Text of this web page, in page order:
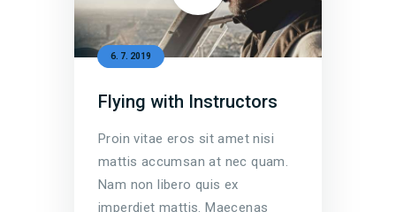
Kontakty
6. 7. 2019
Flying with Instructors
Proin vitae eros sit amet nisi
mattis accumsan at nec quam.
Nam non libero quis ex
imperdiet mattis. Maecenas